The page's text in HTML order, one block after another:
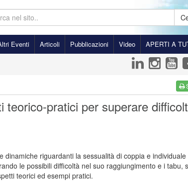
Eventi Articoli Pubblicazioni Video APERTI A
pratici per superare
dinamiche riguardanti la sessualità di coppia e
le possibili difficoltà nel suo raggiungimento e i tabu,
teorici ed esempi pratici.